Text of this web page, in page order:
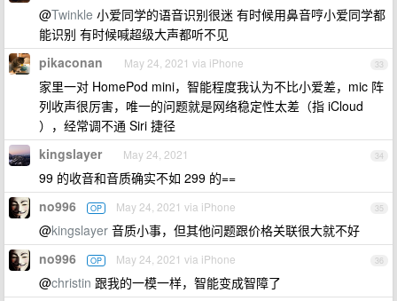
@Twinkle 小爱同学的语音识别很迷 有时候用鼻音哼小爱同学都
能识别 有时候喊超级大声都听不见
33
pikaconan May 24, 2021 via iPhone
家里一对 HomePod mini，智能程度我认为不比小爱差，mic 阵
列收声很厉害，唯一的问题就是网络稳定性太差（指 iCloud
），经常调不通 Siri 捷径
34
kingslayer May 24, 2021
99 的收音和音质确实不如 299 的==
35
no996 OP May 24, 2021 via iPhone
@kingslayer 音质小事，但其他问题跟价格关联很大就不好
36
no996 OP May 24, 2021 via iPhone
@christin 跟我的一模一样，智能变成智障了